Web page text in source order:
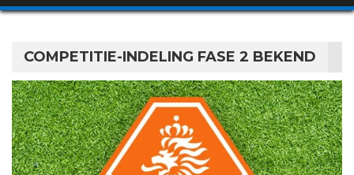
COMPETITIE-INDELING FASE 2 BEKEND